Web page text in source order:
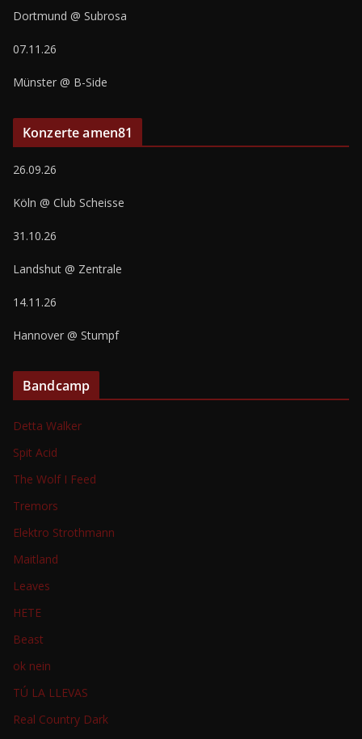
Dortmund @ Subrosa
07.11.26
Münster @ B-Side
Konzerte amen81
26.09.26
Köln @ Club Scheisse
31.10.26
Landshut @ Zentrale
14.11.26
Hannover @ Stumpf
Bandcamp
Detta Walker
Spit Acid
The Wolf I Feed
Tremors
Elektro Strothmann
Maitland
Leaves
HETE
Beast
ok nein
TÚ LA LLEVAS
Real Country Dark